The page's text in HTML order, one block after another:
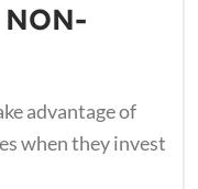
advantage of
when they invest